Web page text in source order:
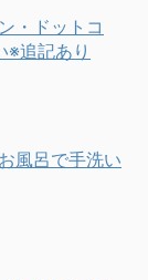
・ドットコ
※追記あり
風呂で手洗い